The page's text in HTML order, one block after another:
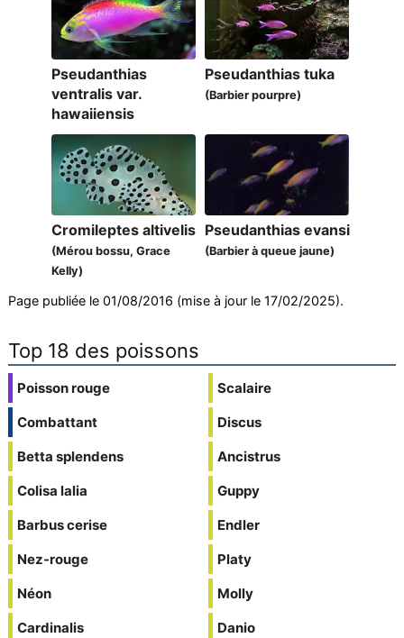
Pseudanthias
ventralis var.
hawaiiensis
Pseudanthias tuka
(Barbier pourpre)
Cromileptes altivelis
(Mérou bossu, Grace
Kelly)
Pseudanthias evansi
(Barbier à queue jaune)
Page publiée le 01/08/2016 (mise à jour le 17/02/2025).
Top 18 des poissons
Poisson rouge
Combattant
Betta splendens
Colisa lalia
Barbus cerise
Nez-rouge
Néon
Cardinalis
Scalaire
Discus
Ancistrus
Guppy
Endler
Platy
Molly
Danio